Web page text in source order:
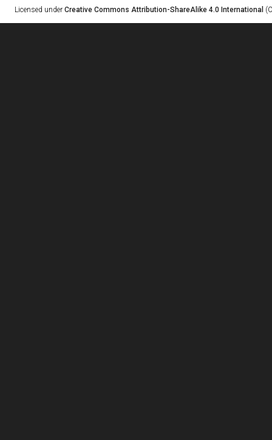
Licensed under Creative Commons Attribution-ShareAlike 4.0 International